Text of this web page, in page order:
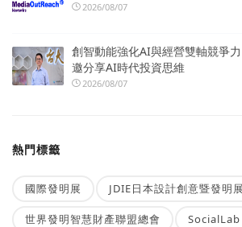
2026/08/07
創智動能強化AI與經營雙軸競爭
邀分享AI時代投資思維
2026/08/07
熱門標籤
國際發明展 JDIE日本設計創意暨發明展
世界發明智慧財產聯盟總會 SocialLab